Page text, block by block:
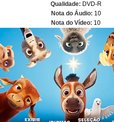
Qualidade: DVD-R
Nota do Áudio: 10
Nota do Vídeo: 10